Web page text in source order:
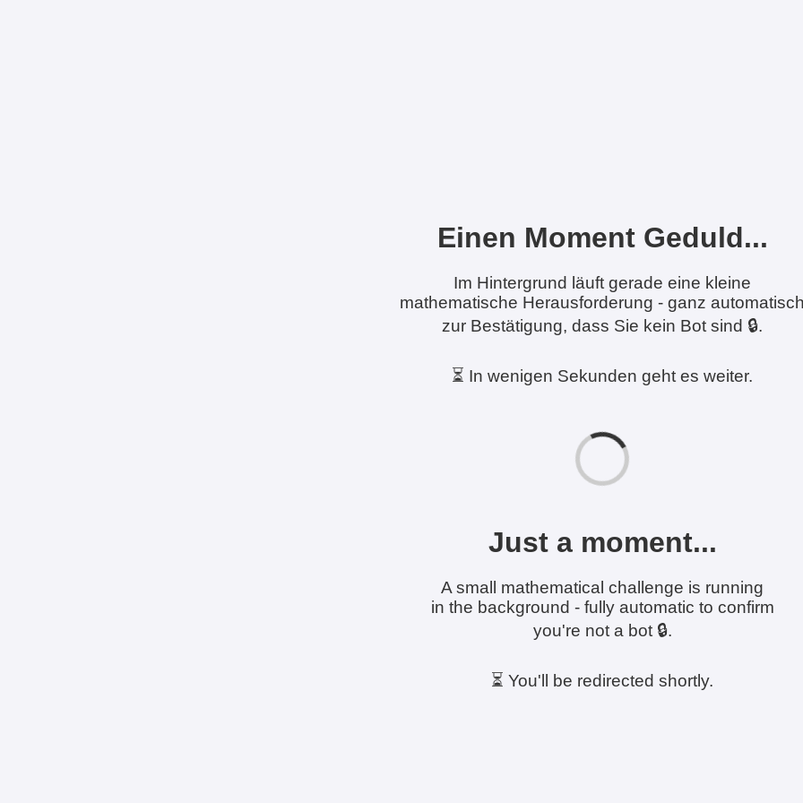
Einen Moment Geduld...
Im Hintergrund läuft gerade eine kleine
mathematische Herausforderung - ganz
zur Bestätigung, dass Sie kein Bot sind 🔒.
⏳ In wenigen Sekunden geht es weiter.
Just a moment...
A small mathematical challenge is running
in the background - fully automatic to confirm
you're not a bot 🔒.
⏳ You'll be redirected shortly.